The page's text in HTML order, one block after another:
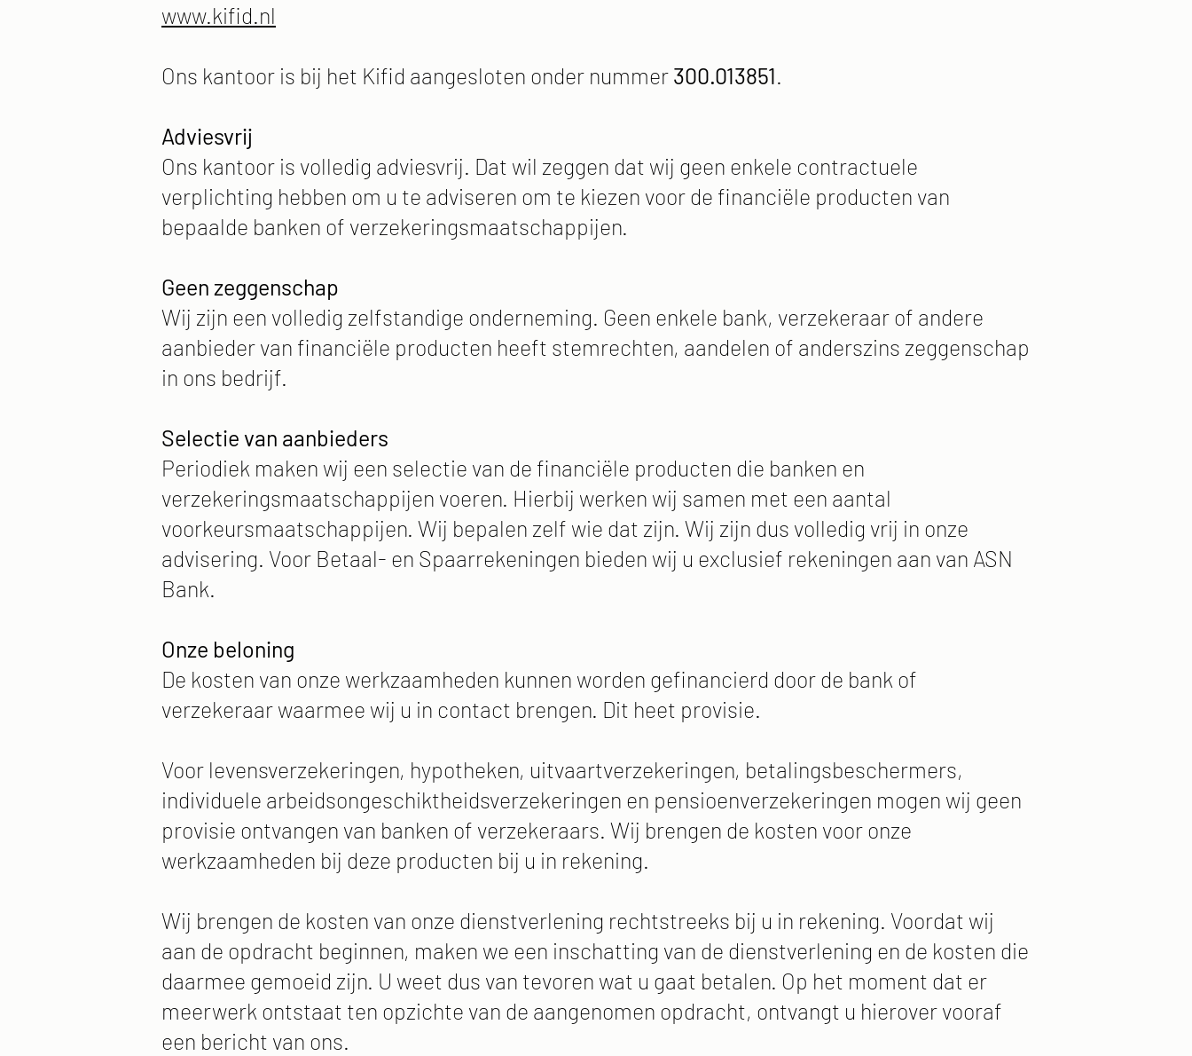
www.kifid.nl
Ons kantoor is bij het Kifid aangesloten onder nummer 300.013851.
Adviesvrij
Ons kantoor is volledig adviesvrij. Dat wil zeggen dat wij geen enkele contractuele
verplichting hebben om u te adviseren om te kiezen voor de financiële producten van
bepaalde banken of verzekeringsmaatschappijen.
Geen zeggenschap
Wij zijn een volledig zelfstandige onderneming. Geen enkele bank, verzekeraar of andere
aanbieder van financiële producten heeft stemrechten, aandelen of anderszins zeggenschap
in ons bedrijf.
Selectie van aanbieders
Periodiek maken wij een selectie van de financiële producten die banken en
verzekeringsmaatschappijen voeren. Hierbij werken wij samen met een aantal
voorkeursmaatschappijen. Wij bepalen zelf wie dat zijn. Wij zijn dus volledig vrij in onze
advisering. Voor Betaal- en Spaarrekeningen bieden wij u exclusief rekeningen aan van ASN
Bank.
Onze beloning
De kosten van onze werkzaamheden kunnen worden gefinancierd door de bank of
verzekeraar waarmee wij u in contact brengen. Dit heet provisie.
Voor levensverzekeringen, hypotheken, uitvaartverzekeringen, betalingsbeschermers,
individuele arbeidsongeschiktheidsverzekeringen en pensioenverzekeringen mogen wij geen
provisie ontvangen van banken of verzekeraars. Wij brengen de kosten voor onze
werkzaamheden bij deze producten bij u in rekening.
Wij brengen de kosten van onze dienstverlening rechtstreeks bij u in rekening. Voordat wij
aan de opdracht beginnen, maken we een inschatting van de dienstverlening en de kosten die
daarmee gemoeid zijn. U weet dus van tevoren wat u gaat betalen. Op het moment dat er
meerwerk ontstaat ten opzichte van de aangenomen opdracht, ontvangt u hierover vooraf
een bericht van ons.